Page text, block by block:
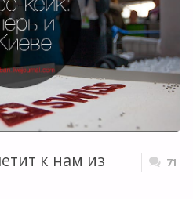
к нам из
71